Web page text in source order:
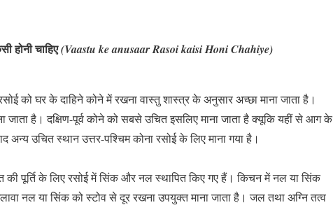
होनी चाहिए(Vaastu ke anusaar Rasoi kaisi Honi Chahiye)
को घर के दाहिने कोने में रखना वास्तु शास्त्र के अनुसार अच्छा माना जाता है।
जाता है। दक्षिण-पूर्व कोने को सबसे उचित इसलिए माना जाता है क्यूकि यहीं से आग के
अन्य उचित स्थान उत्तर-पश्चिम कोना रसोई के लिए माना गया है।
की पूर्ति के लिए रसोई में सिंक और नल स्थापित किए गए हैं। किचन में नल या सिंक
नल या सिंक को स्टोव से दूर रखना उपयुक्त माना जाता है। जल तथा अग्नि तत्व